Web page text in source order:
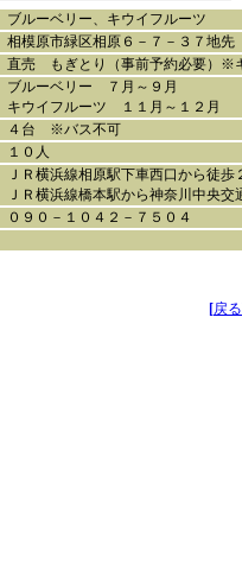
ブルーベリー、キウイフルーツ
相模原市緑区相原６－７－３７地先
直売 もぎとり（事前予約必要）※
ブルーベリー ７月～９月
キウイフルーツ １１月～１２月
４台 ※バス不可
１０人
ＪＲ横浜線相原駅下車西口から徒歩
ＪＲ横浜線橋本駅から神奈川中央交
０９０－１０４２－７５０４
[戻る